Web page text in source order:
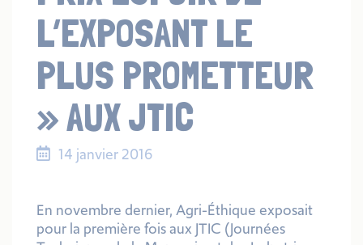
L’EXPOSANT LE
PLUS PROMETTEUR
» AUX JTIC
14 janvier 2016
En novembre dernier, Agri-Éthique exposait
pour la première fois aux JTIC (Journées